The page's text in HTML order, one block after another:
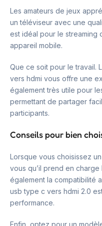
Les amateurs de jeux
un téléviseur avec une
est idéal pour le streaming
appareil mobile.
Que ce soit pour le travail.
vers hdmi vous offre une
également très utile pour
permettant de partager
participants.
Conseils pour bien
Lorsque vous choisissez
vous qu’il prend en
également la compatibilité
usb type c vers hdmi 2.0
performance.
Enfin, optez pour un